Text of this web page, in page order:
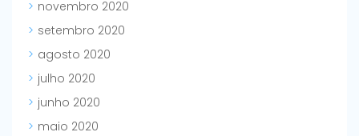
novembro 2020
setembro 2020
agosto 2020
julho 2020
junho 2020
maio 2020